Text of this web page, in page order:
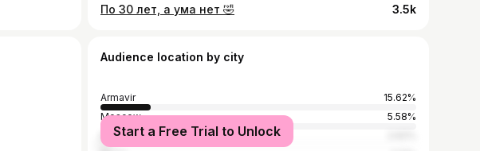
По 30 лет, а ума нет 🤣 3.5k
Audience location by city
Armavir
15.62%
Moscow
5.58%
Krasnodar
Start a Free Trial to Unlock